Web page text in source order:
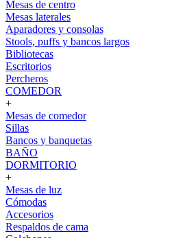
Mesas de centro
Mesas laterales
Aparadores y consolas
Stools, puffs y bancos largos
Bibliotecas
Escritorios
Percheros
COMEDOR
+
Mesas de comedor
Sillas
Bancos y banquetas
BAÑO
DORMITORIO
+
Mesas de luz
Cómodas
Accesorios
Respaldos de cama